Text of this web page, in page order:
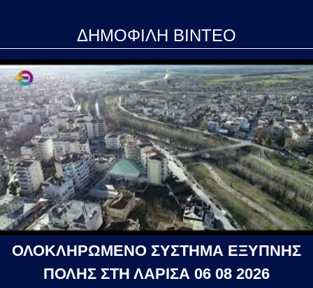
ΔΗΜΟΦΙΛΗ ΒΙΝΤΕΟ
ΟΛΟΚΛΗΡΩΜΕΝΟ ΣΥΣΤΗΜΑ ΕΞΥΠΝΗΣ
ΠΟΛΗΣ ΣΤΗ ΛΑΡΙΣΑ 06 08 2026